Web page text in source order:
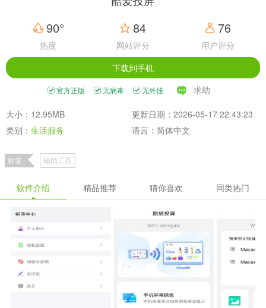
90°
热度
84
网站评分
76
用户评分
下载到手机
官方正版 无病毒 无外挂 求助
大小：12.95MB
更新日期：2026-05-17 22:43:23
类别： 生活服务 语言：简体中文
标签 辅助工具
软件介绍 精品推荐 猜你喜欢 同类热门